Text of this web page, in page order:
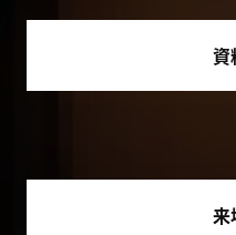
資
来